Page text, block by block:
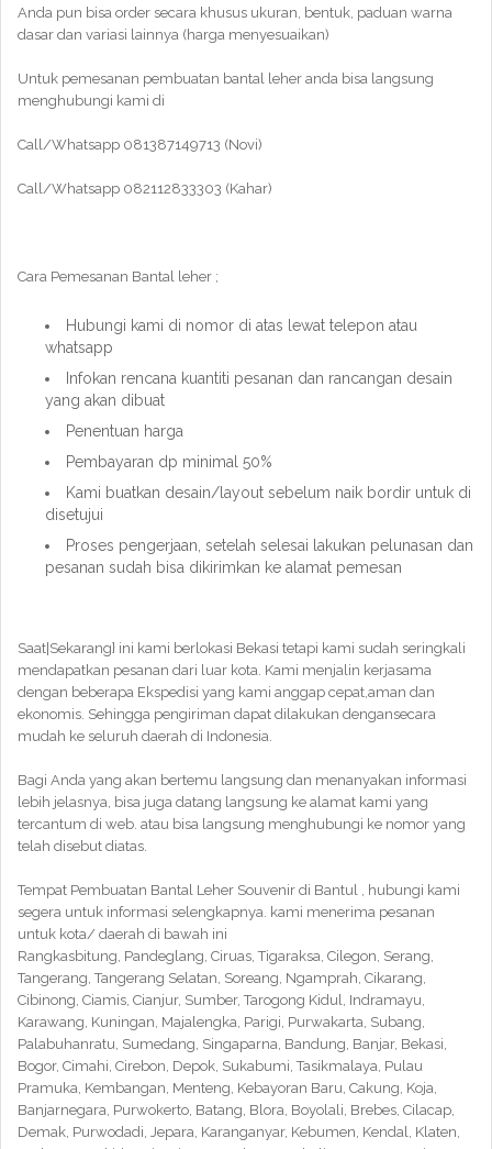
Anda pun bisa order secara khusus ukuran, bentuk, paduan warna
dasar dan variasi lainnya (harga menyesuaikan)
Untuk pemesanan pembuatan bantal leher anda bisa langsung
menghubungi kami di
Call/Whatsapp 081387149713 (Novi)
Call/Whatsapp 082112833303 (Kahar)
Cara Pemesanan Bantal leher ;
Hubungi kami di nomor di atas lewat telepon atau
whatsapp
Infokan rencana kuantiti pesanan dan rancangan desain
yang akan dibuat
Penentuan harga
Pembayaran dp minimal 50%
Kami buatkan desain/layout sebelum naik bordir untuk di
disetujui
Proses pengerjaan, setelah selesai lakukan pelunasan dan
pesanan sudah bisa dikirimkan ke alamat pemesan
Saat|Sekarang} ini kami berlokasi Bekasi tetapi kami sudah seringkali
mendapatkan pesanan dari luar kota. Kami menjalin kerjasama
dengan beberapa Ekspedisi yang kami anggap cepat,aman dan
ekonomis. Sehingga pengiriman dapat dilakukan dengansecara
mudah ke seluruh daerah di Indonesia.
Bagi Anda yang akan bertemu langsung dan menanyakan informasi
lebih jelasnya, bisa juga datang langsung ke alamat kami yang
tercantum di web. atau bisa langsung menghubungi ke nomor yang
telah disebut diatas.
Tempat Pembuatan Bantal Leher Souvenir di Bantul , hubungi kami
segera untuk informasi selengkapnya. kami menerima pesanan
untuk kota/ daerah di bawah ini
Rangkasbitung, Pandeglang, Ciruas, Tigaraksa, Cilegon, Serang,
Tangerang, Tangerang Selatan, Soreang, Ngamprah, Cikarang,
Cibinong, Ciamis, Cianjur, Sumber, Tarogong Kidul, Indramayu,
Karawang, Kuningan, Majalengka, Parigi, Purwakarta, Subang,
Palabuhanratu, Sumedang, Singaparna, Bandung, Banjar, Bekasi,
Bogor, Cimahi, Cirebon, Depok, Sukabumi, Tasikmalaya, Pulau
Pramuka, Kembangan, Menteng, Kebayoran Baru, Cakung, Koja,
Banjarnegara, Purwokerto, Batang, Blora, Boyolali, Brebes, Cilacap,
Demak, Purwodadi, Jepara, Karanganyar, Kebumen, Kendal, Klaten,